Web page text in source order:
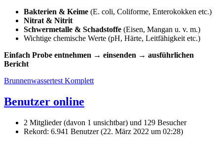
Bakterien & Keime (E. coli, Coliforme, Enterokokken etc.)
Nitrat & Nitrit
Schwermetalle & Schadstoffe (Eisen, Mangan u. v. m.)
Wichtige chemische Werte (pH, Härte, Leitfähigkeit etc.)
Einfach Probe entnehmen → einsenden → ausführlichen
Bericht
Brunnenwassertest Komplett
Benutzer online
2 Mitglieder (davon 1 unsichtbar) und 129 Besucher
Rekord: 6.941 Benutzer (22. März 2022 um 02:28)